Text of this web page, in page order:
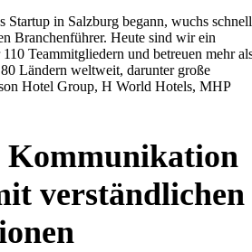
Startup in Salzburg begann, wuchs schnell
Branchenführer. Heute sind wir ein
Teammitgliedern und betreuen mehr
Ländern weltweit, darunter große
Hotel Group, H World Hotels, MHP
Kommunikation
verständlichen